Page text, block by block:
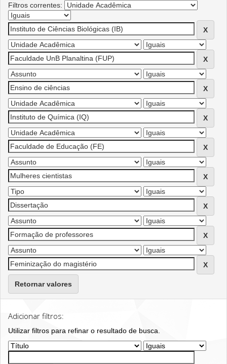
Filtros correntes:
Retornar valores
Adicionar filtros:
Utilizar filtros para refinar o resultado de busca.